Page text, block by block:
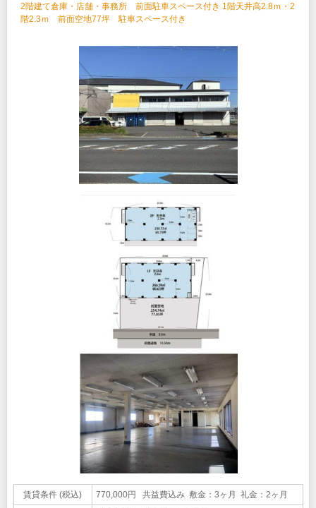
2階建て倉庫・店舗・事務所 前面駐車スペース付き 1階天井高2.8ｍ・2
階2.3ｍ 前面空地77坪 駐車スペース付き
賃貸条件 (税込) 770,000円 共益費込み 敷金：3ヶ月 礼金：2ヶ月